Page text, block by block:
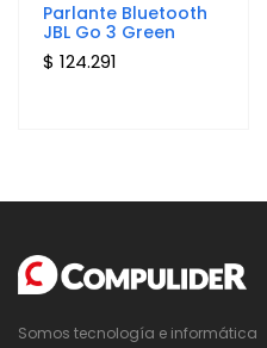
Parlante Bluetooth
JBL Go 3 Green
$ 124.291
Somos tecnología e informática